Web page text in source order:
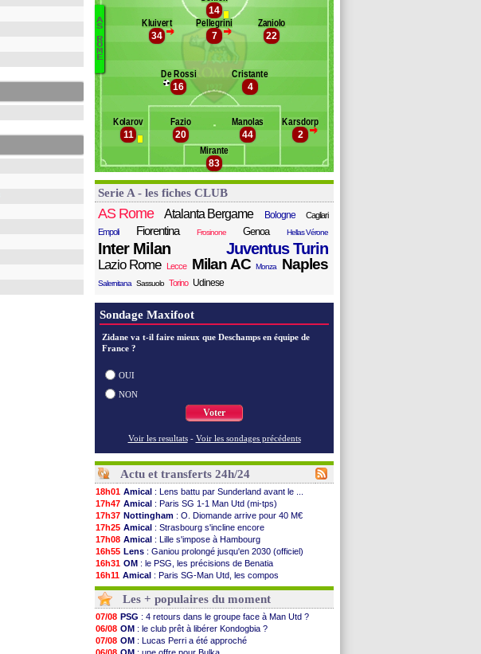
Banc des remplaçants
Daniel Fuzato
Juan Jesus
Olsen
Riccardi
A
S
R
O
M
E
83
Mirante
>
2
Karsdorp
44
Manolas
20
Fazio
11
Kolarov
4
Cristante
16
De Rossi
22
Zaniolo
>
7
Pellegrini
>
34
Kluivert
14
Serie A - les fiches CLUB
AS Rome Atalanta Bergame Bologne
Cagliari
Empoli
Fiorentina Frosinone Genoa Hellas Vérone
Inter Milan Juventus Turin
Lazio Rome Lecce Milan AC Monza Naples
Salernitana Sassuolo Torino Udinese
Sondage Maxifoot
Zidane va t-il faire mieux que Deschamps en équipe de
France ?
OUI
NON
Voter
Voir les resultats - Voir les sondages précédents
Actu et transferts 24h/24
18h01 Amical : Lens battu par Sunderland avant le ...
17h47 Amical : Paris SG 1-1 Man Utd (mi-tps)
17h37 Nottingham : O. Diomande arrive pour 40 M€
17h25 Amical : Strasbourg s'incline encore
17h08 Amical : Lille s'impose à Hambourg
16h55 Lens : Ganiou prolongé jusqu'en 2030 (officiel)
16h31 OM : le PSG, les précisions de Benatia
16h11 Amical : Paris SG-Man Utd, les compos
16h06 Amical: Chelsea corrige l'AC Milan
15h48
Argentine: Messi perd son papa
15h41 Amical: l'Inter s'offre la Juventus
15h21
Atletico: Almada rejoint River Plate (off.)
15h14
Monaco: Camara a la cote en Angleterre
14h59
Amical: encore une défaite pour Strasbourg
Les + populaires du moment
07/08 PSG : 4 retours dans le groupe face à Man Utd ?
06/08 OM : le club prêt à libérer Kondogbia ?
07/08 OM : Lucas Perri a été approché